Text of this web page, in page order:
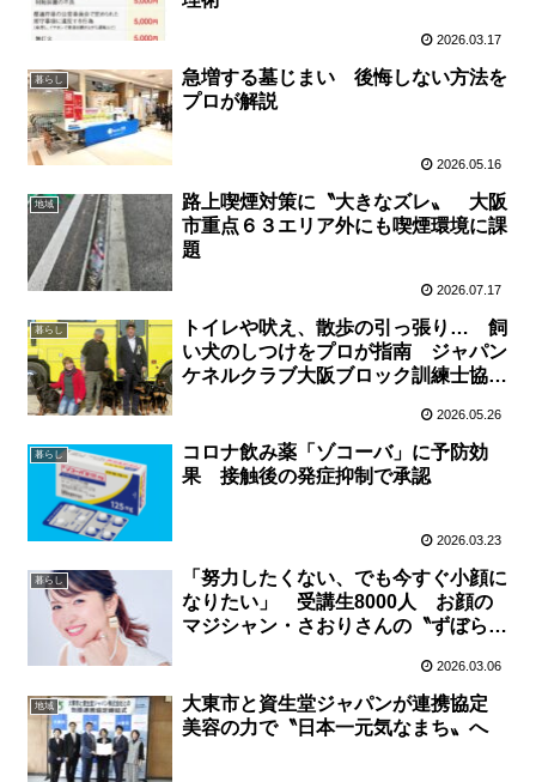
2026.03.17
暮らし
急増する墓じまい 後悔しない方法を
プロが解説
2026.05.16
地域
路上喫煙対策に〝大きなズレ〟 大阪
市重点６３エリア外にも喫煙環境に課
題
2026.07.17
暮らし
トイレや吠え、散歩の引っ張り… 飼
い犬のしつけをプロが指南 ジャパン
ケネルクラブ大阪ブロック訓練士協議
2026.05.26
暮らし
コロナ飲み薬「ゾコーバ」に予防効
果 接触後の発症抑制で承認
2026.03.23
暮らし
「努力したくない、でも今すぐ小顔に
なりたい」 受講生8000人 お顔の
マジシャン・さおりさんの〝ずぼら美
2026.03.06
地域
大東市と資生堂ジャパンが連携協定
美容の力で〝日本一元気なまち〟へ